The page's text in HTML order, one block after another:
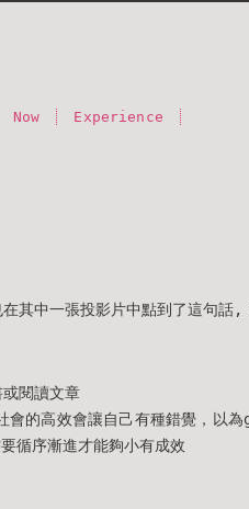
Now
Experience
其中一張投影片中點到了這句話,
閱讀文章
的高效會讓自己有種錯覺，以
循序漸進才能夠小有成效